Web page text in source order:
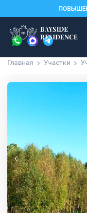
Главная Участки